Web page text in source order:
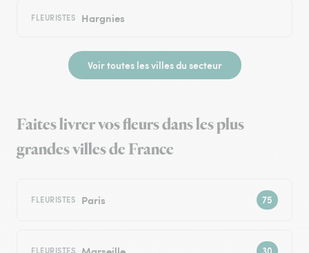
FLEURISTES Hargnies
Voir toutes les villes du secteur
Faites livrer vos fleurs dans les plus
grandes villes de France
FLEURISTES Paris
FLEURISTES